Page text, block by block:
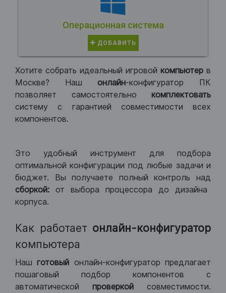
Операционная система
ДОБАВИТЬ
Хотите собрать идеальный игровой компьютер в
Москве? Нашонлайн-конфигуратор ПК
позволяет самостоятельно комплектовать
систему с гарантией совместимости всех
компонентов.
Это удобный инструмент для подбора
оптимальной конфигурации под любые задачи и
бюджет. Вы получаете полный контроль над
сборкой: от выбора процессора до дизайна
корпуса.
Как работает онлайн-конфигуратор
компьютера
Нашготовый онлайн-конфигуратор предлагает
пошаговый подбор компонентов с
автоматической проверкой совместимости.